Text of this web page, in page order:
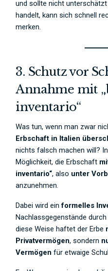
und sollte nicht
handelt, kann sich schnell
merken.
3. Schutz vor
Annahme mit
inventario“
Was tun, wenn man zwar
Erbschaft in Italien
nichts falsch machen will?
Möglichkeit, die Erbschaft
inventario“, also unter
anzunehmen.
Dabei wird einformelles
Nachlassgegenstände
diese Weise haftet der Erbe
Privatvermögen, sondern
Vermögen für etwaige